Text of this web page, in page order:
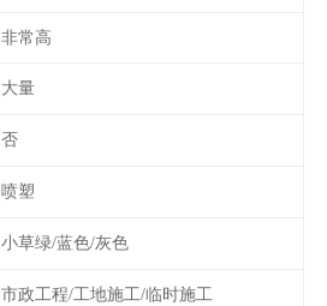
非常高
大量
否
喷塑
小草绿/蓝色/灰色
市政工程/工地施工/临时施工